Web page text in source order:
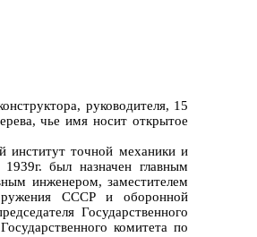
руководителя, 15
чье имя носит открытое
институт точной механики и
был назначен главным
инженером, заместителем
СССР и оборонной
Государственного
комитета по